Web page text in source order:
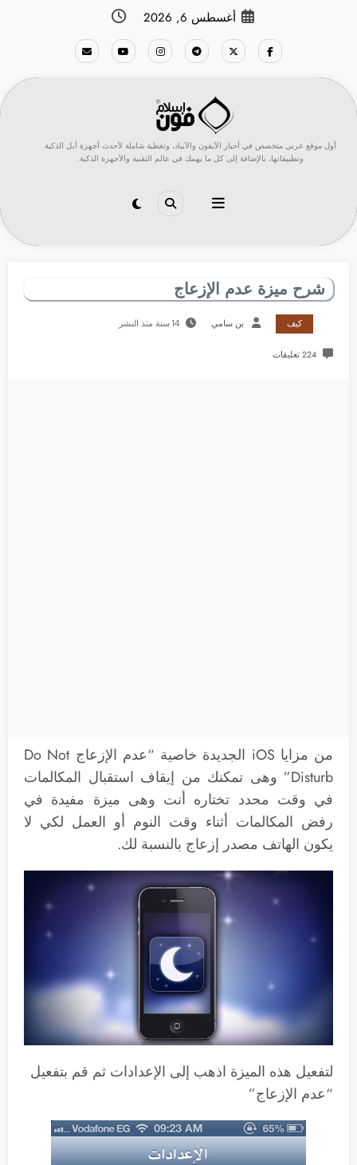
أغسطس 6, 2026
أول موقع عربي متخصص في أخبار الآيفون والآيباد، وتغطية شاملة لأحدث أجهزة أبل الذكية
وتطبيقاتها، بالإضافة إلى كل ما يهمك في عالم التقنية والأجهزة الذكية.
شرح ميزة عدم الإزعاج
كيف بن سامي 14 سنة منذ النشر
224 تعليقات
من مزايا iOS الجديدة خاصية “عدم الإزعاج Do Not
Disturb” وهى تمكنك من إيقاف استقبال المكالمات
في وقت محدد تختاره أنت وهى ميزة مفيدة في
رفض المكالمات أثناء وقت النوم أو العمل لكي لا
يكون الهاتف مصدر إزعاج بالنسبة لك.
لتفعيل هذه الميزة اذهب إلى الإعدادات ثم قم بتفعيل
“عدم الإزعاج”